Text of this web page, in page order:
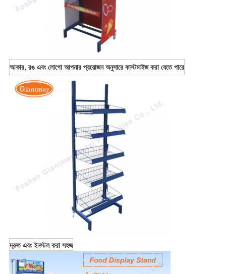
আকার, রঙ এবং লোগো আপনার প্রয়োজন অনুসারে কাস্টমাইজ করা যেতে পারে
দ্রুত এবং ইনস্টল করা সহজ